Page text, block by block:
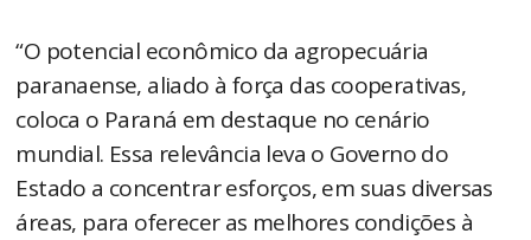
“O potencial econômico da agropecuária
paranaense, aliado à força das cooperativas,
coloca o Paraná em destaque no cenário
mundial. Essa relevância leva o Governo do
Estado a concentrar esforços, em suas diversas
áreas, para oferecer as melhores condições à